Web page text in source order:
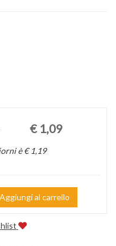
Prezzo
scontato
€ 1,09
è € 1,19
Aggiungi al carrello